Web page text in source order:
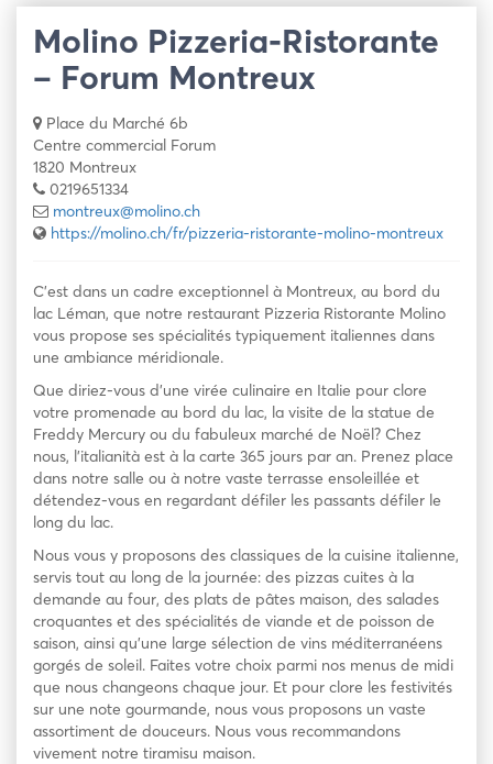
Molino Pizzeria-Ristorante
– Forum Montreux
Place du Marché 6b
Centre commercial Forum
1820 Montreux
0219651334
montreux@molino.ch
https://molino.ch/fr/pizzeria-ristorante-molino-montreux
C’est dans un cadre exceptionnel à Montreux, au bord du
lac Léman, que notre restaurant Pizzeria Ristorante Molino
vous propose ses spécialités typiquement italiennes dans
une ambiance méridionale.
Que diriez-vous d’une virée culinaire en Italie pour clore
votre promenade au bord du lac, la visite de la statue de
Freddy Mercury ou du fabuleux marché de Noël? Chez
nous, l’italianità est à la carte 365 jours par an. Prenez place
dans notre salle ou à notre vaste terrasse ensoleillée et
détendez-vous en regardant défiler les passants défiler le
long du lac.
Nous vous y proposons des classiques de la cuisine italienne,
servis tout au long de la journée: des pizzas cuites à la
demande au four, des plats de pâtes maison, des salades
croquantes et des spécialités de viande et de poisson de
saison, ainsi qu’une large sélection de vins méditerranéens
gorgés de soleil. Faites votre choix parmi nos menus de midi
que nous changeons chaque jour. Et pour clore les festivités
sur une note gourmande, nous vous proposons un vaste
assortiment de douceurs. Nous vous recommandons
vivement notre tiramisu maison.